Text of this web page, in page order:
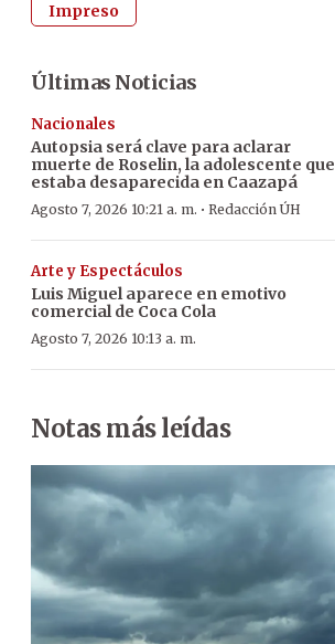
Impreso
Últimas Noticias
Nacionales
Autopsia será clave para aclarar
muerte de Roselin, la adolescente que
estaba desaparecida en Caazapá
Agosto 7, 2026 10:21 a. m. · Redacción ÚH
Arte y Espectáculos
Luis Miguel aparece en emotivo
comercial de Coca Cola
Agosto 7, 2026 10:13 a. m.
Notas más leídas